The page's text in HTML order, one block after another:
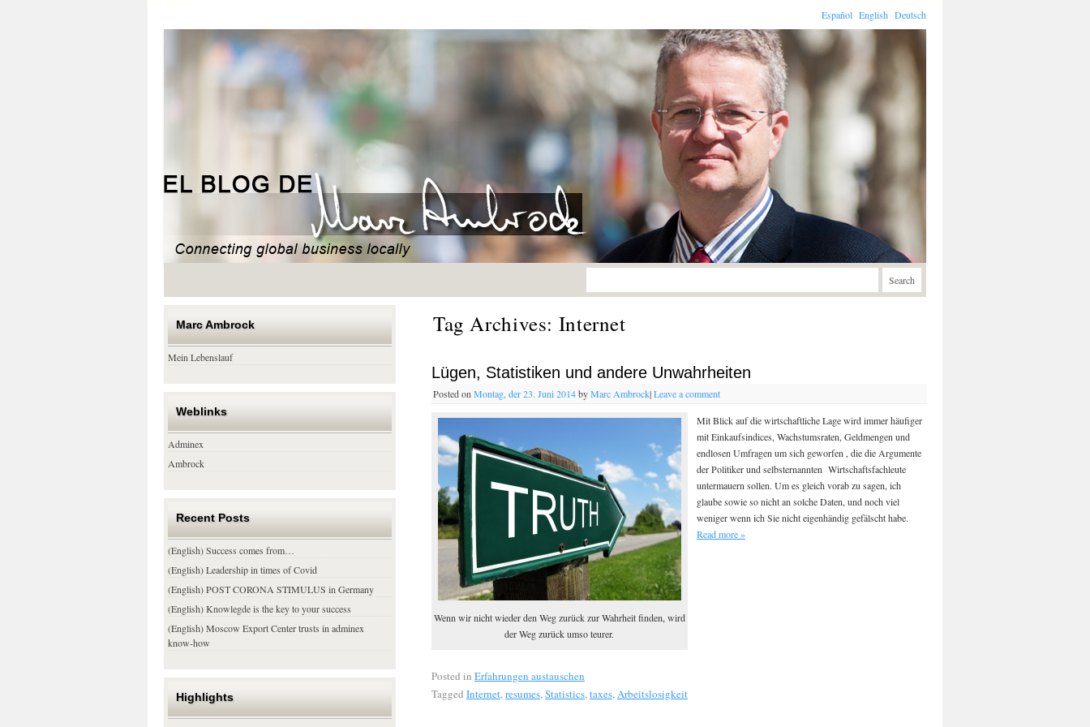
Español English Deutsch
Tag Archives: Internet
Lügen, Statistiken und andere Unwahrheiten
Posted on Montag, der 23. Juni 2014byMarc Ambrock|Leave a comment
Wenn wir nicht wieder den Weg zurück zur Wahrheit finden, wird
der Weg zurück umso teurer.
Mit Blick auf die wirtschaftliche Lage wird immer häufiger
mit Einkaufsindices, Wachstumsraten, Geldmengen und
endlosen Umfragen um sich geworfen , die die Argumente
der Politiker und selbsternannten Wirtschaftsfachleute
untermauern sollen. Um es gleich vorab zu sagen, ich
glaube sowie so nicht an solche Daten, und noch viel
weniger wenn ich Sie nicht eigenhändig gefälscht habe.
Read more»
Posted in Erfahrungen austauschen
Tagged Internet, resumes, Statistics, taxes, Arbeitslosigkeit
Marc Ambrock
Mein Lebenslauf
Weblinks
Adminex
Ambrock
Recent Posts
(English) Success comes from…
(English) Leadership in times of Covid
(English) POST CORONA STIMULUS in Germany
(English) Knowlegde is the key to your success
(English) Moscow Export Center trusts in adminex
know-how
Highlights